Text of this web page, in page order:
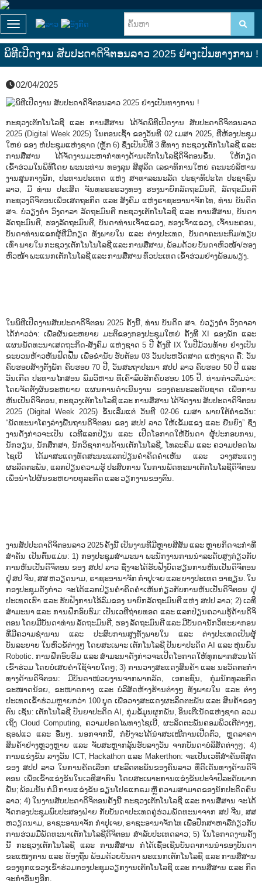
Toggle navigation
ພິທີເປີດງານ ສັບປະດາດິຈິຕອນລາວ 2025 ຢ່າງເປັນທາງການ !
02/04/2025
ກະຊວງເຕັກໂນໂລຊີ ແລະ ການສື່ສານ ໄດ້ຈັດພິທີເປີດງານ ສັບປະດາດິຈິຕອນລາວ
2025 (Digital Week 2025) ໃນຕອນເຊົ້າ ຂອງວັນທີ 02 ເມສາ 2025, ທີ່ຫ້ອງປະຊຸມ
ໃຫຍ່ ຂອງ ຫໍປະຊຸມແຫ່ງຊາດ (ຫຼັກ 6) ຊຶ່ງເປັນປີທີ 3 ທີ່ທາງ ກະຊວງເຕັກໂນໂລຊີ ແລະ
ການສື່ສານ ໄດ້ຈັດງານມະຫາກໍາທາງດ້ານເຕັກໂນໂລຊີດິຈິຕອນຂຶ້ນ. ໃຫ້ກຽດ
ເຂົ້າຮ່ວມໃນພິທີໂດຍ ພະນະທ່ານ ທອງລຸນ ສີສຸລິດ ເລຂາທິການໃຫຍ່ ຄະນະບໍລິຫານ
ງານສູນກາງພັກ, ປະທານປະເທດ ແຫ່ງ ສາທາລະນະລັດ ປະຊາທິປະໄຕ ປະຊາຊົນ
ລາວ, ມີ ທ່ານ ປະເສີດ ຈັນທະຣະຣວງທອງ ຮອງນາຍົກລັດຖະມົນຕີ, ລັດຖະມົນຕີ
ກະຊວງດິຈິຕອນເພື່ອເສດຖະກິດ ແລະ ສັງຄົມ ແຫ່ງຣາຊະອານາຈັກໄທ, ທ່ານ ບັນດິດ
ສຈ. ບໍ່ວຽງຄໍາ ວົງດາລາ ລັດຖະມົນຕີ ກະຊວງເຕັກໂນໂລຊີ ແລະ ການສື່ສານ, ບັນດາ
ລັດຖະມົນຕີ, ຮອງລັດຖະມົນຕີ, ບັນດາທ່ານເຈົ້າແຂວງ, ຮອງເຈົ້າແຂວງ, ເຈົ້ານະຄອນ,
ບັນດາທ່ານແຂກຜູ້ທີ່ມີກຽດ ທັງພາຍໃນ ແລະ ຕ່າງປະເທດ, ບັນດາຄະນະກົມ/ທຽບ
ເທົ່າ ພາຍໃນ ກະຊວງເຕັກໂນໂນໂລຊີ ແລະ ການສື່ສານ, ພ້ອມດ້ວຍ ບັນດາຫົວໜ້າ/ຮອງ
ຫົວໜ້າ ພະແນກເຕັກໂນໂລຊີ ແລະ ການສື່ສານ ທົ່ວປະເທດ ເຂົ້າຮ່ວມຢ່າງພ້ອມພຽງ.
ໃນພິທີເປີດງານສັບປະດາດິຈິຕອນ 2025 ຄັ້ງນີ້, ທ່ານ ບັນດິດ ສຈ. ບໍ່ວຽງຄໍາ ວົງດາລາ
ໄດ້ກ່າວວ່າ: ເພື່ອຜັນຂະຫຍາຍ ມະຕິຂອງກອງປະຊຸມໃຫຍ່ ຄັ້ງທີ XI ຂອງພັກ ແລະ
ແຜນພັດທະນາເສດຖະກິດ-ສັງຄົມ ແຫ່ງຊາດ 5 ປີ ຄັ້ງທີ IX ໃນປີມ້ວນທ້າຍ ຢ່າງເປັນ
ຂະບວນຫ້າວຫັນຟົດຟື້ນ ເພື່ອຂໍ່ານັບ ຮັບຕ້ອນ 03 ວັນປະຫວັດສາດ ແຫ່ງຊາດ ຄື: ວັນ
ຄົບຮອບສ້າງຕັ້ງພັກ ຄົບຮອບ 70 ປີ, ວັນສະຖາປະນາ ສປປ ລາວ ຄົບຮອບ 50 ປີ ແລະ
ວັນເກີດ ປະທານໄກສອນ ພົມວິຫານ ທີ່ເຄົາລົບຮັກຄົບຮອບ 105 ປີ. ທ່ານກ່າວຕື່ມວ່າ:
ໂດຍຈັດຕັ້ງຜັນຂະຫຍາຍ ແຜນການດໍາເນີນງານ ຂອງຄະນະລະດັບຊາດ ເພື່ອການ
ຫັນເປັນດິຈິຕອນ, ກະຊວງເຕັກໂນໂລຊີ ແລະ ການສື່ສານ ໄດ້ຈັດງານ ສັບປະດາດິຈິຕອນ
2025 (Digital Week 2025) ຂຶ້ນເລີ່ມແຕ່ ວັນທີ 02-06 ເມສາ ພາຍໃຕ້ຄໍາຂວັນ:
“ພັດທະນາໂຄງລ່າງພື້ນຖານດິຈິຕອນ ຂອງ ສປປ ລາວ ໃຫ້ເຂັ້ມແຂງ ແລະ ຍືນຍົງ” ຊຶ່ງ
ງານດັ່ງກ່າວຈະເປັນ ເວທີແລກປ່ຽນ ແລະ ເປີດໂອກາດໃຫ້ບັນດາ ຜູ້ປະກອບການ,
ນັກຮຽນ, ນັກສຶກສາ, ນັກວິຊາການດ້ານເຕັກໂນໂລຊີ, ໂທລະຄົມ ແລະ ຄວາມປອດໄພ
ໄຊເບີ ໄດ້ມາສະແດງທັດສະນະແລກປ່ຽນຄຳຄິດຄຳເຫັນ ແລະ ວາງສະແດງ
ຜະລິດຕະພັນ, ແລກປ່ຽນຄວາມຮູ້ ປະສົບການ ໃນການພັດທະນາເຕັກໂນໂລຊີດິຈິຕອນ
ເພື່ອນໍາໄປຜັນຂະຫຍາຍທຸລະກິດ ແລະ ວຽກງານຂອງຕົນ.
ງານສັປປະດາດິຈິຕອນລາວ 2025 ຄັ້ງນີ້ ເປັນງານທີ່ມີຫຼາຍສີສັນ ແລະ ຫຼາຍກິດຈະກໍາທີ່
ສໍາຄັນ ເປັນຕົ້ນແມ່ນ: 1) ກອງປະຊຸມສໍາມະນາ ພະນັກງານການນໍາລະດັບສູງກ່ຽວກັບ
ການຫັນເປັນດິຈິຕອນ ຂອງ ສປປ ລາວ ຊຶ່ງຈະໄດ້ຮັບຟັງບົດຮຽນການຫັນເປັນດິຈິຕອນ
ຢູ່ ສປ ຈີນ, ສສ ຫວຽດນາມ, ຣາຊະອານາຈັກ ກໍາປູເຈຍ ແລະ ບາງປະເທດ ອາຊຽນ. ໃນ
ກອງປະຊຸມດັ່ງກ່າວ ຈະໄດ້ແລກປ່ຽນຄໍາຄິດຄໍາເຫັນກ່ຽວກັບການຫັນເປັນດິຈິຕອນ ຢູ່
ປະເທດເຮົາ ແລະ ຮັບຟັງການໂອ້ລົມຂອງ ນາຍົກລັດຖະມົນຕີ ແຫ່ງ ສປປ ລາວ; 2) ເວທີ
ສໍາມະນາ ແລະ ການຝຶກອົບຮົມ: ເປັນເວທີຖ່າຍທອດ ແລະ ແລກປ່ຽນຄວາມຮູ້ດ້ານດິຈິ
ຕອນ ໂດຍມີບັນດາທ່ານ ລັດຖະມົນຕີ, ຮອງ ລັດຖະມົນຕີ ແລະ ມີບັນດານັກວິທະຍາກອນ
ທີ່ມີຄວາມຊຳນານ ແລະ ປະສົບການສູງທັງພາຍໃນ ແລະ ຕ່າງປະເທດເປັນຜູ້
ບັນລະຍາຍ ໃນຫົວຂໍ້ຕ່າງໆ ໂດຍສະເພາະ ເຕັກໂນໂລຊີ ປັນຍາປະດິດ AI ແລະ ຫຸ່ນຍົນ
Robotic. ການຝຶກອົບຮົມ ແລະ ສໍາມະນາດັ່ງກ່າວຈະເປີດໂອກາດໃຫ້ທຸກພາກສ່ວນໄດ້
ເຂົ້າຮ່ວມ ໂດຍບໍ່ເສຍຄ່າໃຊ້ຈ່າຍໃດໆ; 3) ການວາງສະແດງສິນຄ້າ ແລະ ນະວັດຕະກໍາ
ທາງດ້ານດິຈິຕອນ: ມີບັນດາໜ່ວຍງານຈາກພາກລັດ, ເອກະຊົນ, ກຸ່ມນັກທຸລະກິດ
ຂະໜາດນ້ອຍ, ຂະໜາດກາງ ແລະ ບໍລິສັດຫ້າງຮ້ານຕ່າງໆ ທັງພາຍໃນ ແລະ ຕ່າງ
ປະເທດເຂົ້າຮ່ວມຫຼາຍກວ່າ 100 ບູດ ເພື່ອວາງສະແດງຜະລິດຕະພັນ ແລະ ສິນຄ້າຂອງ
ຕົນ ເຊັ່ນ: ເຕັກໂນໂລຊີ ປັນຍາປະດິດ AI, ກຸ່ມຂໍ້ມູນຜູກພັນ, ອິນເຕີເນັດແຫ່ງຊາດ ລວມ
ເຖິງ Cloud Computing, ຄວາມປອດໄພທາງໄຊເບີ, ຜະລິດຕະພັນຄອມພິວເຕີຕ່າງໆ,
ຊອຟແວ ແລະ ອື່ນໆ. ນອກຈາກນີ້, ກໍຍັງຈະໄດ້ນໍາສະເໜີການເປີດຕົວ, ຫຼຸດລາຄາ
ສິນຄ້າຢ່າງຫຼວງຫຼາຍ ແລະ ຈັບສະຫຼາກລຸ້ນຮັບລາງວັນ ຈາກບັນດາບໍລິສັດຕ່າງໆ; 4)
ການແຂ່ງຂັນ ລາງວັນ ICT, Hackathon ແລະ Makerthon: ຈະເປັນເວທີ່ສໍາຄັນທີ່ສຸດ
ຂອງ ສປປ ລາວ ໃນການຄັດເລືອກ ຜະລິດຕະພັນຂອງຄົນລາວ ທີ່ດີເດັ່ນທາງດ້ານດິຈິ
ຕອນ ເພື່ອເຂົ້າແຂ່ງຂັນໃນເວທີສາກົນ ໂດຍສະເພາະການແຂ່ງຂັນປະຈໍາປີລະດັບພາກ
ພື້ນ; ພ້ອມນັ້ນ ກໍມີ ການແຂ່ງຂັນ ຂຽນໂປຣແກຣມ ຫຼື ຄວາມສາມາດຂອງນັກປະດິດຄົນ
ລາວ; 4) ໃນງານສັບປະດາດິຈິຕອນຄັ້ງນີ້ ກະຊວງເຕັກໂນໂລຊີ ແລະ ການສື່ສານ ຈະໄດ້
ຈັດກອງປະຊຸມພົບປະສອງຝ່າຍ ກັບບັນດາປະເທດຄູ່ຮ່ວມພັດທະນາຈາກ ສປ ຈີນ, ສສ
ຫວຽດນາມ, ຣາຊະອານາຈັກ ກໍາປູເຈຍ, ຣາຊະອານາຈັກໄທ ເພື່ອປຶກສາຫາລືກ່ຽວກັບ
ການຮ່ວມມືພັດທະນາເຕັກໂນໂລຊີດິຈິຕອນ ສໍາລັບປະເທດລາວ; 5) ໃນໂອກາດງານຄັ້ງ
ນີ້ ກະຊວງເຕັກໂນໂລຊີ ແລະ ການສື່ສານ ກໍໄດ້ເຊື້ອເຊີນບັນດາການນໍາຂອງບັນດາ
ຂະແໜງການ ແລະ ທ້ອງຖິ່ນ ພ້ອມດ້ວຍບັນດາ ພະແນກເຕັກໂນໂລຊີ ແລະ ການສື່ສານ
ຂອງທຸກແຂວງເຂົ້າຮ່ວມກອງປະຊຸມວຽກງານເຕັກໂນໂລຊີ ແລະ ການສື່ສານ ແລະ ກິດ
ຈະກໍາອື່ນໆອີກ.